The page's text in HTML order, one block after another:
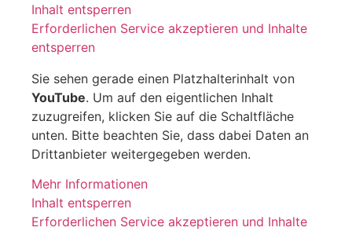
Inhalt entsperren
Erforderlichen Service akzeptieren und Inhalte
entsperren
Sie sehen gerade einen Platzhalterinhalt von
YouTube. Um auf den eigentlichen Inhalt
zuzugreifen, klicken Sie auf die Schaltfläche
unten. Bitte beachten Sie, dass dabei Daten an
Drittanbieter weitergegeben werden.
Mehr Informationen
Inhalt entsperren
Erforderlichen Service akzeptieren und Inhalte